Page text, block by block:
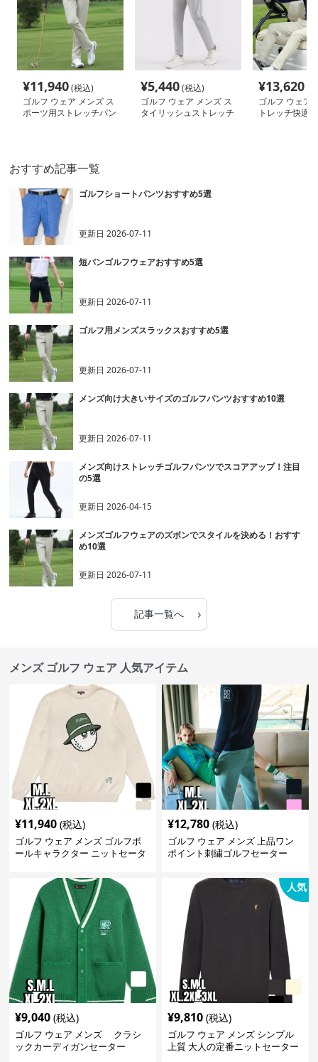
¥11,940(税込)
ゴルフ ウェア メンズ ス
ポーツ用ストレッチパン
¥5,440(税込)
ゴルフ ウェア メンズ ス
タイリッシュストレッチ
¥13,620
ゴルフ ウェア
トレッチ快適
おすすめ記事一覧
ゴルフショートパンツおすすめ5選
更新日2026-07-11
短パンゴルフウェアおすすめ5選
更新日2026-07-11
ゴルフ用メンズスラックスおすすめ5選
更新日2026-07-11
メンズ向け大きいサイズのゴルフパンツおすすめ10選
更新日2026-07-11
メンズ向けストレッチゴルフパンツでスコアアップ！注目
の5選
更新日2026-04-15
メンズゴルフウェアのズボンでスタイルを決める！おすす
め10選
更新日2026-07-11
記事一覧へ ›
メンズ ゴルフ ウェア 人気アイテム
¥11,940 (税込)
ゴルフ ウェア メンズ ゴルフボ
ールキャラクター ニットセータ
¥12,780 (税込)
ゴルフ ウェア メンズ 上品ワン
ポイント刺繍ゴルフセーター
¥9,040 (税込)
ゴルフ ウェア メンズ クラシ
ックカーディガンセーター
人気
¥9,810 (税込)
ゴルフ ウェア メンズ シンプル
上質 大人の定番ニットセーター